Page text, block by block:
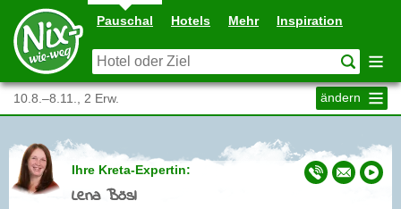
Pauschal Hotels Mehr Inspiration
10.8.–8.11., 2 Erw. ändern
Ihre Kreta-Expertin:
Lena Bösl